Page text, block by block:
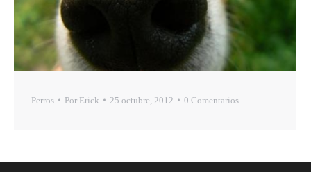
Perros Por Erick 25 octubre, 2012 0 Comentarios